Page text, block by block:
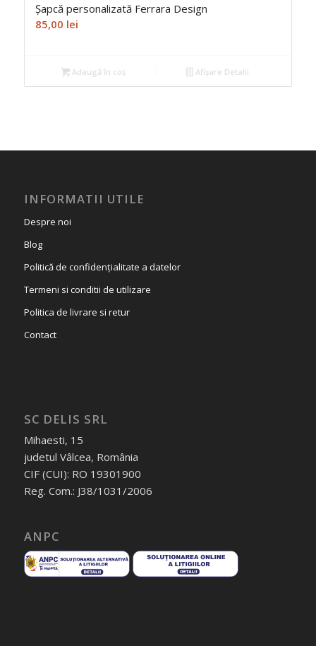
Șapcă personalizată Ferrara Design
85,00 lei
Adaugă în coș Afișare Detalii
INFORMATII UTILE
Despre noi
Blog
Politică de confidențialitate a datelor
Termeni si conditii de utilizare
Politica de livrare si retur
Contact
SC DELIS SRL
Mihaesti, 15
judetul Vâlcea, România
CIF (CUI): RO 19301900
Reg. Com.: J38/1031/2006
ANPC